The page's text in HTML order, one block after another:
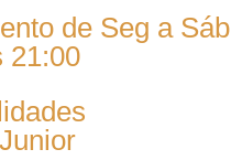
de Seg a Sáb
21:00